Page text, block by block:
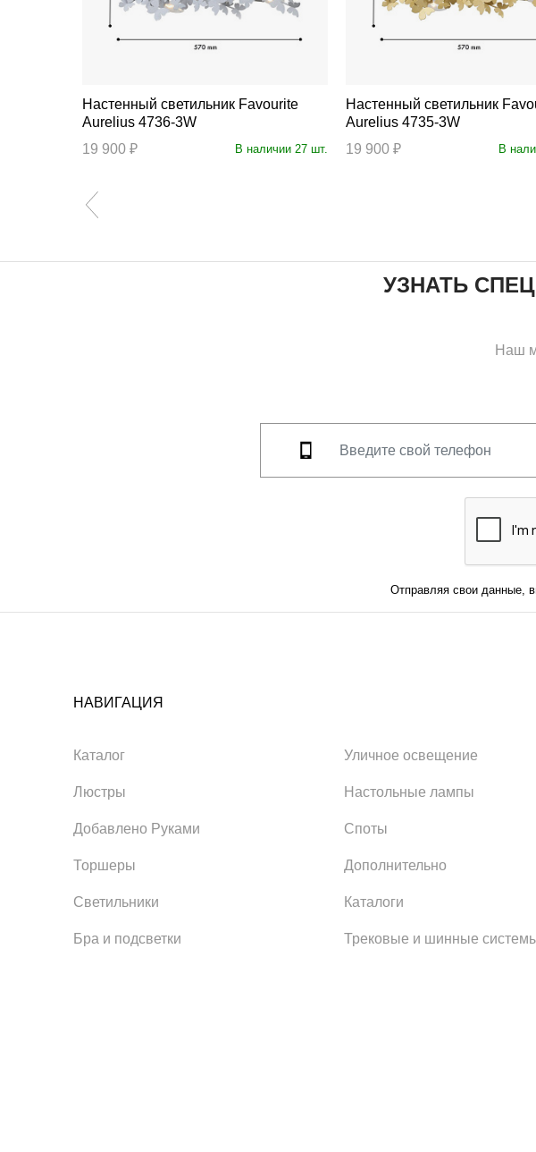
Настенный светильник Favourite
Aurelius 4736-3W
19 900 ₽
В наличии 27 шт.
Настенный светильник Favourite
Aurelius 4735-3W
19 900 ₽
В
УЗНАТЬ
Наш
Отправляя свои данные,
НАВИГАЦИЯ
Каталог
Люстры
Добавлено Руками
Торшеры
Светильники
Бра и подсветки
Уличное освещение
Настольные лампы
Споты
Дополнительно
Каталоги
Трековые и шинные